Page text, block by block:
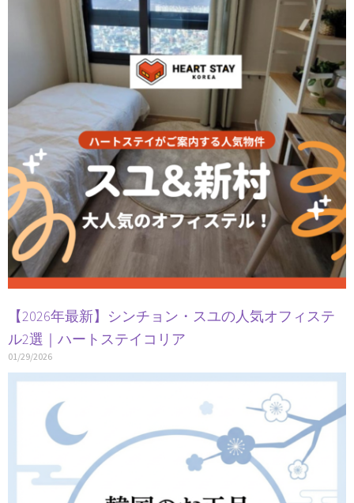
【2026年最新】シンチョン・スユの人気オフィステ
ル2選｜ハートステイコリア
01/29/2026